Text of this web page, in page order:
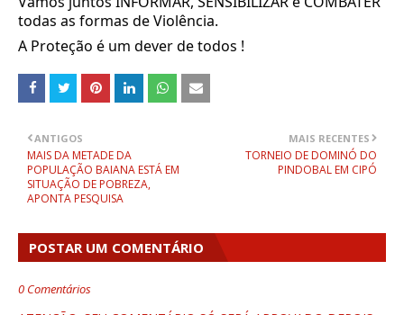
todas as formas de Violência.
A Proteção é um dever de todos !
MAIS RECENTES
TORNEIO DE DOMINÓ DO
PINDOBAL EM CIPÓ
ANTIGOS
MAIS DA METADE DA
POPULAÇÃO BAIANA ESTÁ EM
SITUAÇÃO DE POBREZA,
APONTA PESQUISA
POSTAR UM COMENTÁRIO
0 Comentários